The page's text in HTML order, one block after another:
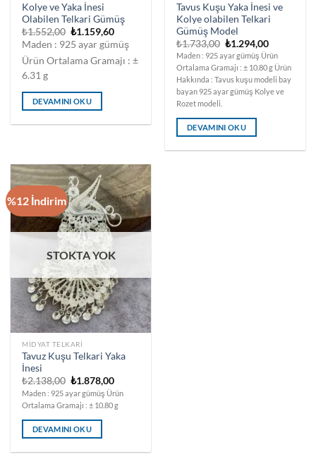
Kolye ve Yaka İnesi
Olabilen Telkari Gümüş
₺1.552,00 Orijinal
fiyat:
₺1.552,00.
₺1.159,60Şu
andaki
fiyat:
₺1.159,60.
Maden : 925 ayar gümüş
Ürün Ortalama Gramajı : ±
6.31 g
DEVAMINI OKU
Tavus Kuşu Yaka İnesi ve
Kolye olabilen Telkari
Gümüş Model
₺1.733,00 Orijinal
fiyat:
₺1.733,00.
₺1.294,00Şu
andaki
fiyat:
₺1.294,00.
Maden : 925 ayar gümüş Ürün
Ortalama Gramajı : ± 10.80 g Ürün
Hakkında : Tavus kuşu modeli bay
bayan 925 ayar gümüş Kolye ve
Rozet modeli.
DEVAMINI OKU
%12 İndirim
STOKTA YOK
MIDYAT TELKARI
Tavuz Kuşu Telkari Yaka
İnesi
₺2.138,00 Orijinal
fiyat:
₺2.138,00.
₺1.878,00Şu
andaki
fiyat:
₺1.878,00.
Maden : 925 ayar gümüş Ürün
Ortalama Gramajı : ± 10.80 g
DEVAMINI OKU